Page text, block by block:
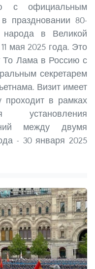
с официальным
праздновании 80-
народа в Великой
мая 2025 года. Это
То Лама в Россию с
секретарем
Визит имеет
проходит в рамках
установления
между двумя
- 30 января 2025